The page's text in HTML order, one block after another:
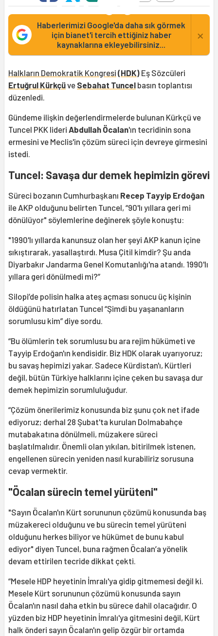
Haberlerimizi Google'da daha sık görmek
için bianet'i tercih ettiğiniz haber
kaynaklarına ekleyebilirsiniz...
×
Halkların Demokratik Kongresi (HDK) Eş Sözcüleri
Ertuğrul Kürkçüve Sebahat Tuncel basın toplantısı
düzenledi.
Gündeme ilişkin değerlendirmelerde bulunan Kürkçü ve
Tuncel PKK lideri Abdullah Öcalan'ın tecridinin sona
ermesini ve Meclis'in çözüm süreci için devreye girmesini
istedi.
Tuncel: Savaşa dur demek hepimizin görevi
Süreci bozanın Cumhurbaşkanı Recep Tayyip Erdoğan
ile AKP olduğunu belirten Tuncel, “90'lı yıllara geri mi
dönülüyor" söylemlerine değinerek şöyle konuştu:
"1990'lı yıllarda kanunsuz olan her şeyi AKP kanun içine
sıkıştırarak, yasallaştırdı. Musa Çitil kimdir? Şu anda
Diyarbakır Jandarma Genel Komutanlığı'na atandı. 1990'lı
yıllara geri dönülmedi mi?”
Silopi’de polisin halka ateş açması sonucu üç kişinin
öldüğünü hatırlatan Tuncel “Şimdi bu yaşananların
sorumlusu kim” diye sordu.
“Bu ölümlerin tek sorumlusu bu ara rejim hükümeti ve
Tayyip Erdoğan'ın kendisidir. Biz HDK olarak uyarıyoruz;
bu savaş hepimizi yakar. Sadece Kürdistan'ı, Kürtleri
değil, bütün Türkiye halklarını içine çeken bu savaşa dur
demek hepimizin sorumluluğudur.
“Çözüm önerilerimiz konusunda biz şunu çok net ifade
ediyoruz; derhal 28 Şubat'ta kurulan Dolmabahçe
mutabakatına dönülmeli, müzakere süreci
başlatılmalıdır. Önemli olan yıkılan, bitirilmek istenen,
engellenen sürecin yeniden nasıl kurabiliriz sorusuna
cevap vermektir.
"Öcalan sürecin temel yürüteni"
"Sayın Öcalan'ın Kürt sorununun çözümü konusunda baş
müzakereci olduğunu ve bu sürecin temel yürüteni
olduğunu herkes biliyor ve hükümet de bunu kabul
ediyor" diyen Tuncel, buna rağmen Öcalan’a yönelik
devam ettirilen tecride dikkat çekti.
“Mesele HDP heyetinin İmralı'ya gidip gitmemesi değil ki.
Mesele Kürt sorununun çözümü konusunda sayın
Öcalan'ın nasıl daha etkin bu sürece dahil olacağıdır. O
yüzden biz HDP heyetinin İmralı'ya gitmesini değil, Kürt
halk önderi sayın Öcalan'ın gelip özgür bir ortamda